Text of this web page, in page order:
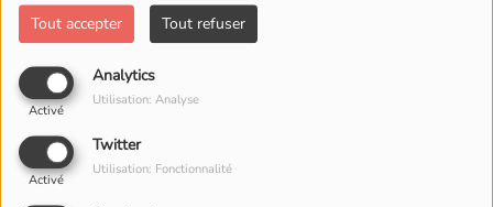
Tout accepter Tout refuser
Analytics
Activé
Utilisation: Analyse
Twitter
Activé
Utilisation: Fonctionnalité